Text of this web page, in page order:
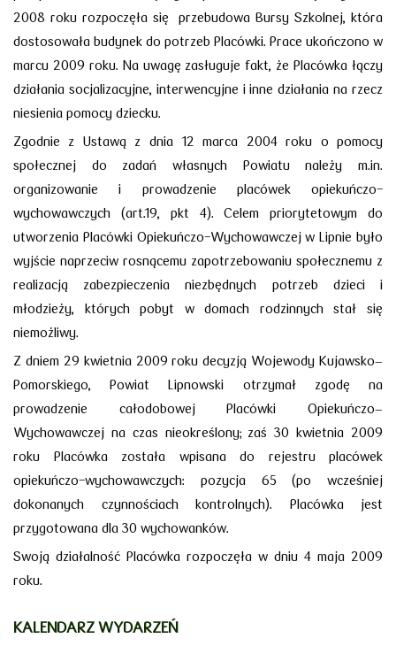
2008 roku rozpoczęła się przebudowa Bursy Szkolnej, która
dostosowała budynek do potrzeb Placówki. Prace ukończono w
marcu 2009 roku. Na uwagę zasługuje fakt, że Placówka łączy
działania socjalizacyjne, interwencyjne i inne działania na rzecz
niesienia pomocy dziecku.
Zgodnie z Ustawą z dnia 12 marca 2004 roku o pomocy
społecznej do zadań własnych Powiatu należy m.in.
organizowanie i prowadzenie placówek opiekuńczo-
wychowawczych (art.19, pkt 4). Celem priorytetowym do
utworzenia Placówki Opiekuńczo-Wychowawczej w Lipnie było
wyjście naprzeciw rosnącemu zapotrzebowaniu społecznemu z
realizacją zabezpieczenia niezbędnych potrzeb dzieci i
młodzieży, których pobyt w domach rodzinnych stał się
niemożliwy.
Z dniem 29 kwietnia 2009 roku decyzją Wojewody Kujawsko–
Pomorskiego, Powiat Lipnowski otrzymał zgodę na
prowadzenie całodobowej Placówki Opiekuńczo–
Wychowawczej na czas nieokreślony; zaś 30 kwietnia 2009
roku Placówka została wpisana do rejestru placówek
opiekuńczo-wychowawczych: pozycja 65 (po wcześniej
dokonanych czynnościach kontrolnych). Placówka jest
przygotowana dla 30 wychowanków.
Swoją działalność Placówka rozpoczęła w dniu 4 maja 2009
roku.
KALENDARZ WYDARZEŃ